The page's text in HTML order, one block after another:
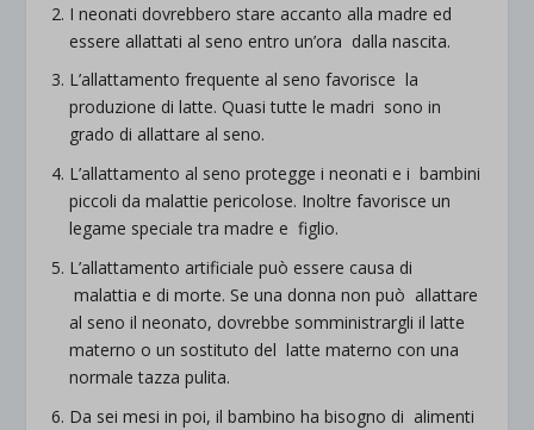
I neonati dovrebbero stare accanto alla madre ed
essere allattati al seno entro un’ora dalla nascita.
L’allattamento frequente al seno favorisce la
produzione di latte. Quasi tutte le madri sono in
grado di allattare al seno.
L’allattamento al seno protegge i neonati e i bambini
piccoli da malattie pericolose. Inoltre favorisce un
legame speciale tra madre e figlio.
L’allattamento artificiale può essere causa di
malattia e di morte. Se una donna non può allattare
al seno il neonato, dovrebbe somministrargli il latte
materno o un sostituto del latte materno con una
normale tazza pulita.
Da sei mesi in poi, il bambino ha bisogno di alimenti